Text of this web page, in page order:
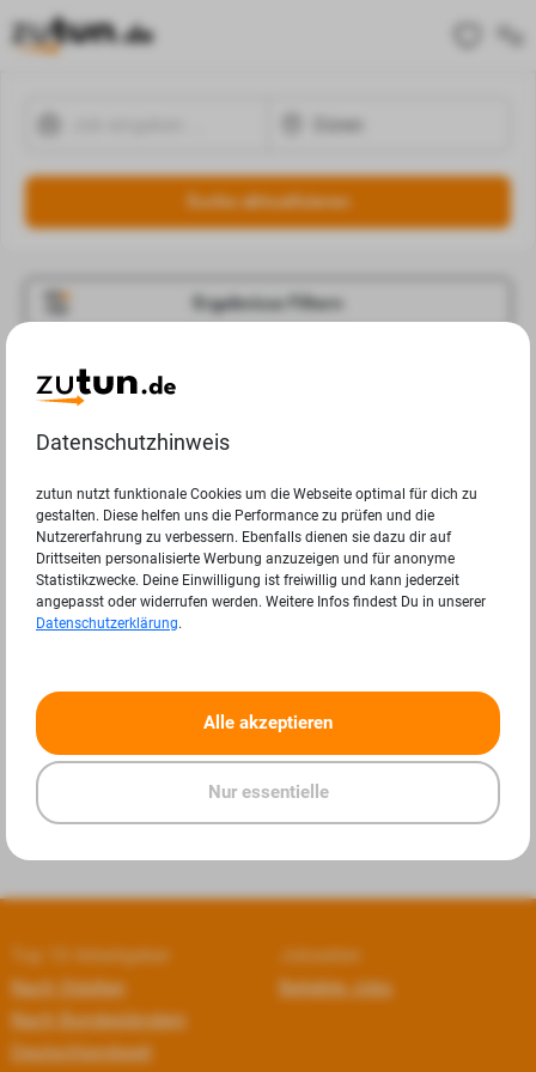
Suche aktualisieren
Ergebnisse Filtern
Jobangebote
Ergebnisse.
« »
Top 10 Arbeitgeber
Nach Städten
Nach Bundesländern
Deutschlandweit
Jobseiten
Beliebte Jobs
Datenschutzhinweis
zutun nutzt funktionale Cookies um die Webseite optimal für dich zu
gestalten. Diese helfen uns die Performance zu prüfen und die
Nutzererfahrung zu verbessern. Ebenfalls dienen sie dazu dir auf
Drittseiten personalisierte Werbung anzuzeigen und für anonyme
Statistikzwecke. Deine Einwilligung ist freiwillig und kann jederzeit
angepasst oder widerrufen werden. Weitere Infos findest Du in unserer
Datenschutzerklärung.
Alle akzeptieren
Nur essentielle